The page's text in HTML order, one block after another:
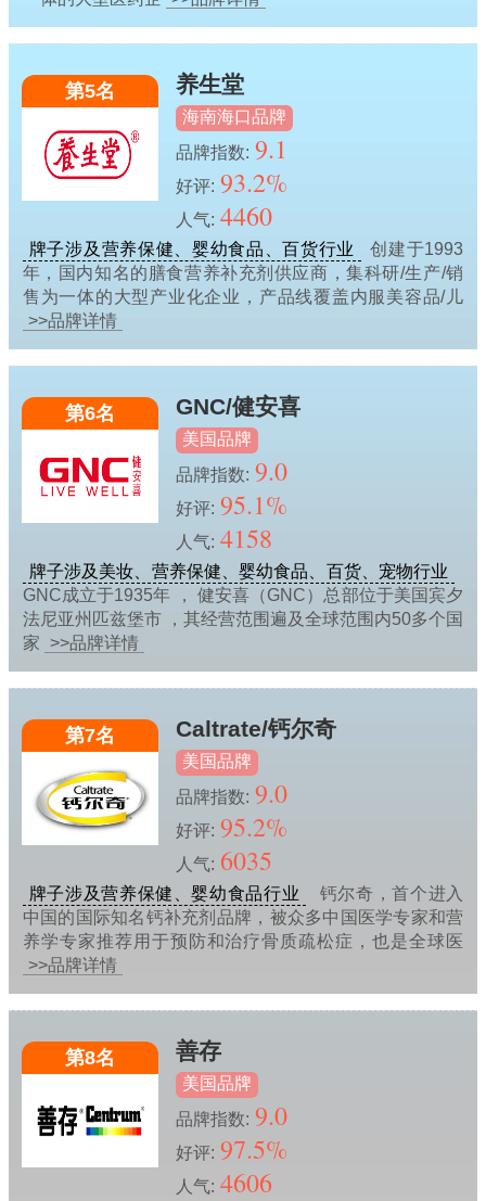
第5名 养生堂
海南海口品牌
品牌指数: 9.1
好评: 93.2%
人气: 4460
牌子涉及营养保健、婴幼食品、百货行业
创建于1993
年，国内知名的膳食营养补充剂供应商，集科研/生产/销
售为一体的大型产业化企业，产品线覆盖内服美容品/儿
>>品牌详情
第6名 GNC/健安喜
美国品牌
品牌指数: 9.0
好评: 95.1%
人气: 4158
牌子涉及美妆、营养保健、婴幼食品、百货、宠物行业
GNC成立于1935年 ， 健安喜（GNC）总部位于美国宾夕
法尼亚州匹兹堡市 ，其经营范围遍及全球范围内50多个国
家 >>品牌详情
第7名 Caltrate/钙尔奇
美国品牌
品牌指数: 9.0
好评: 95.2%
人气: 6035
牌子涉及营养保健、婴幼食品行业
钙尔奇，首个进入
中国的国际知名钙补充剂品牌，被众多中国医学专家和营
养学专家推荐用于预防和治疗骨质疏松症，也是全球医
>>品牌详情
第8名 善存
美国品牌
品牌指数: 9.0
好评: 97.5%
人气: 4606